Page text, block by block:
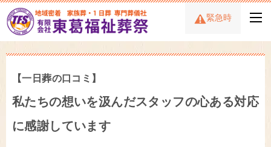
緊急時
【一日葬の口コミ】
私たちの想いを汲んだスタッフの心ある対応
に感謝しています